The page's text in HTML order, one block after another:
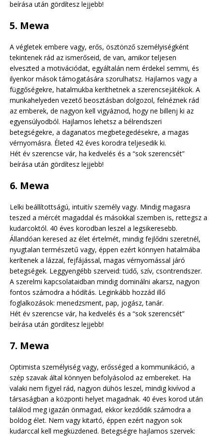
beírása után gördítesz lejjebb!
5. Mewa
A végletek embere vagy, erős, ösztönző személyiségként
tekintenek rád az ismerőseid, de van, amikor teljesen
elveszted a motivációdat, egyáltalán nem érdekel semmi, és
ilyenkor mások támogatására szorulhatsz. Hajlamos vagy a
függőségekre, hatalmukba keríthetnek a szerencsejátékok. A
munkahelyeden vezető beosztásban dolgozol, felnéznek rád
az emberek, de nagyon kell vigyáznod, hogy ne billenj ki az
egyensúlyodból. Hajlamos lehetsz a bélrendszeri
betegségekre, a daganatos megbetegedésekre, a magas
vérnyomásra. Életed 42 éves korodra teljesedik ki.
Hét év szerencse vár, ha kedvelés és a “sok szerencsét”
beírása után gördítesz lejjebb!
6. Mewa
Lelki beállítottságú, intuitív személy vagy. Mindig magasra
teszed a mércét magaddal és másokkal szemben is, rettegsz a
kudarcoktól. 40 éves korodban leszel a legsikeresebb.
Állandóan keresed az élet értelmét, mindig fejlődni szeretnél,
nyugtalan természetű vagy, éppen ezért könnyen hatalmába
kerítenek a lázzal, fejfájással, magas vérnyomással járó
betegségek. Leggyengébb szerveid: tüdő, szív, csontrendszer.
A szerelmi kapcsolataidban mindig dominálni akarsz, nagyon
fontos számodra a hódítás. Leginkább hozzád illő
foglalkozások: menedzsment, pap, jogász, tanár.
Hét év szerencse vár, ha kedvelés és a “sok szerencsét”
beírása után gördítesz lejjebb!
7. Mewa
Optimista személyiség vagy, erősséged a kommunikáció, a
szép szavak által könnyen befolyásolod az embereket. Ha
valaki nem figyel rád, nagyon dühös leszel, mindig kivívod a
társaságban a központi helyet magadnak. 40 éves korod után
találod meg igazán önmagad, ekkor kezdődik számodra a
boldog élet. Nem vagy kitartó, éppen ezért nagyon sok
kudarccal kell megküzdened. Betegségre hajlamos szervek: